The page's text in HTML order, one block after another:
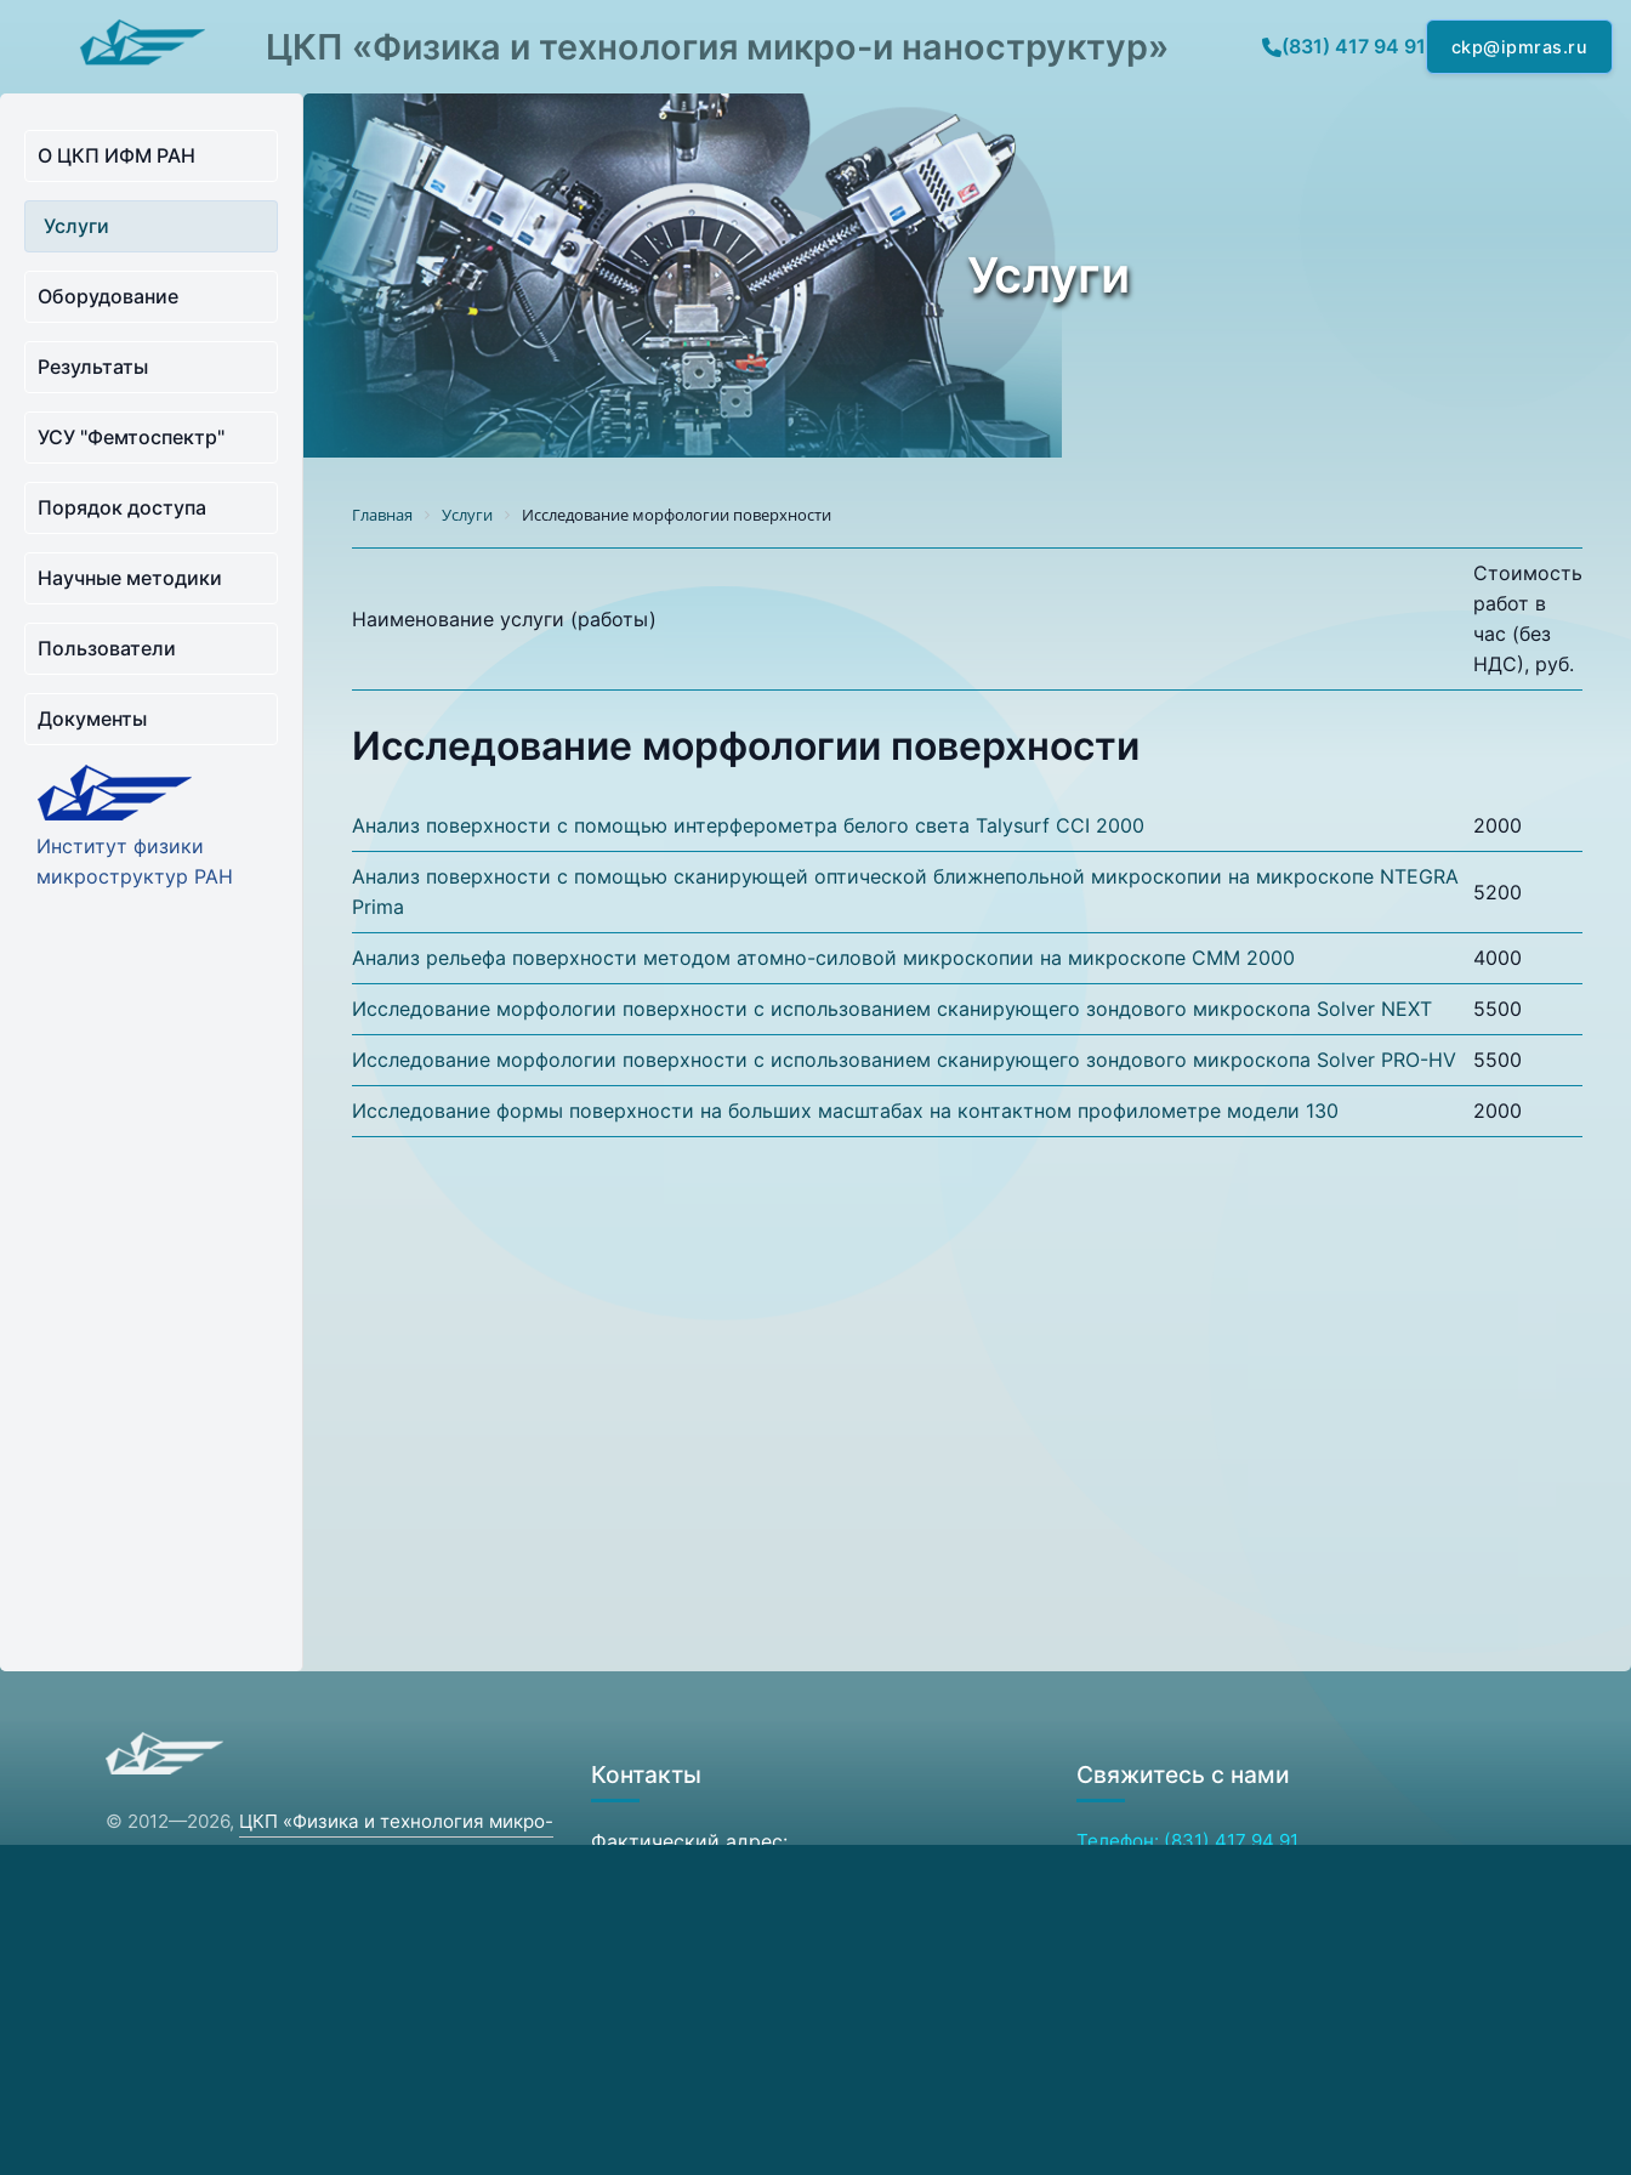
ЦКП «Физика и технология микро-и наноструктур» (831) 417 94 91 ckp@ipmras.ru
О ЦКП ИФМ РАН
Услуги
Оборудование
Результаты
УСУ "Фемтоспектр"
Порядок доступа
Научные методики
Пользователи
Документы
Институт физики
микроструктур РАН
Услуги
Главная Услуги Исследование морфологии поверхности
Наименование услуги (работы)
Стоимость
работ в
час (без
НДС), руб.
Исследование морфологии поверхности
Анализ поверхности с помощью интерферометра белого света Talysurf CCI 2000 2000
Анализ поверхности с помощью сканирующей оптической ближнепольной микроскопии на микроскопе NTEGRA
Prima
5200
Анализ рельефа поверхности методом атомно-силовой микроскопии на микроскопе СММ 2000 4000
Исследование морфологии поверхности с использованием сканирующего зондового микроскопа Solver NEXT 5500
Исследование морфологии поверхности с использованием сканирующего зондового микроскопа Solver PRO-HV 5500
Исследование формы поверхности на больших масштабах на контактном профилометре модели 130 2000
© 2012—2026, ЦКП «Физика и технология микро-
и наноструктур»
Контакты
Фактический адрес:
Свяжитесь с нами
Телефон: (831) 417 94 91